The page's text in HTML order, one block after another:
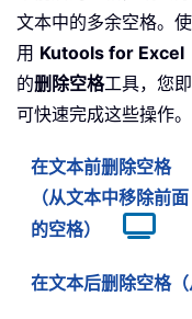
文本中的多余空格。使
用 Kutools for Excel
的删除空格工具，您即
可快速完成这些操作。
在文本前删除空格
（从文本中移除前面
的空格）
在文本后删除空格（